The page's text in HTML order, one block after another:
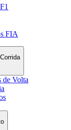
FIA
de Volta